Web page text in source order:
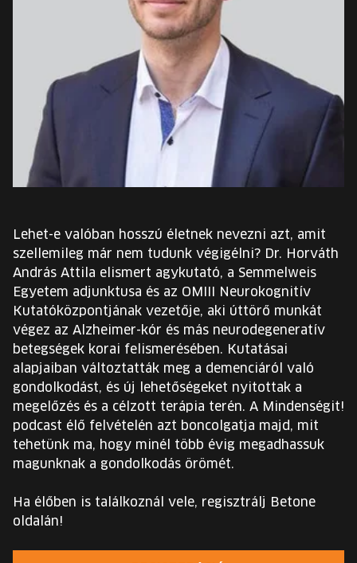
EURÓPA JÖVŐFESZTIVÁLJA
INGYENES DIÁK- ÉS TANÁRREGISZTRÁCIÓ
JEGYEK
KOSÁR
EN
Change
language:
EN
Lehet-e valóban hosszú életnek nevezni azt, amit
szellemileg már nem tudunk végigélni? Dr. Horváth
András Attila elismert agykutató, a Semmelweis
Egyetem adjunktusa és az OMIII Neurokognitív
Kutatóközpontjának vezetője, aki úttörő munkát
végez az Alzheimer-kór és más neurodegeneratív
betegségek korai felismerésében. Kutatásai
alapjaiban változtatták meg a demenciáról való
gondolkodást, és új lehetőségeket nyitottak a
megelőzés és a célzott terápia terén. A Mindenségit!
podcast élő felvételén azt boncolgatja majd, mit
tehetünk ma, hogy minél több évig megadhassuk
magunknak a gondolkodás örömét.
Ha élőben is találkoznál vele, regisztrálj Betone
oldalán!